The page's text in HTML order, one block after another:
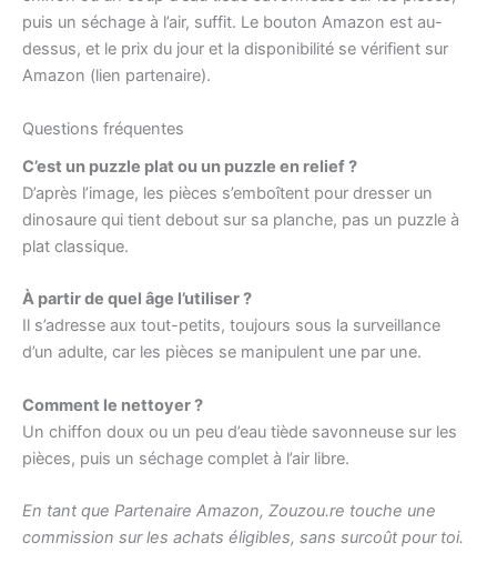
puis un séchage à l’air, suffit. Le bouton Amazon est au-
dessus, et le prix du jour et la disponibilité se vérifient sur
Amazon (lien partenaire).
Questions fréquentes
C’est un puzzle plat ou un puzzle en relief ?
D’après l’image, les pièces s’emboîtent pour dresser un
dinosaure qui tient debout sur sa planche, pas un puzzle à
plat classique.
À partir de quel âge l’utiliser ?
Il s’adresse aux tout-petits, toujours sous la surveillance
d’un adulte, car les pièces se manipulent une par une.
Comment le nettoyer ?
Un chiffon doux ou un peu d’eau tiède savonneuse sur les
pièces, puis un séchage complet à l’air libre.
En tant que Partenaire Amazon, Zouzou.re touche une
commission sur les achats éligibles, sans surcoût pour toi.